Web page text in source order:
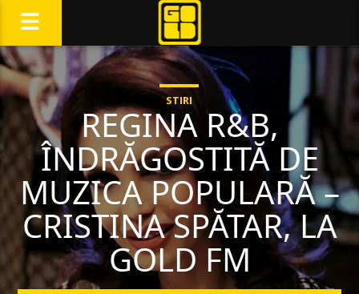
STIRI
REGINA R&B,
ÎNDRĂGOSTITĂ DE
MUZICA POPULARĂ –
CRISTINA SPĂTAR, LA
GOLD FM